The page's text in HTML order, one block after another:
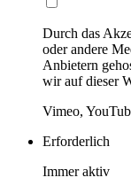
Durch das
oder andere
Anbietern
wir auf dieser
Vimeo,
Erforderlich
Immer aktiv